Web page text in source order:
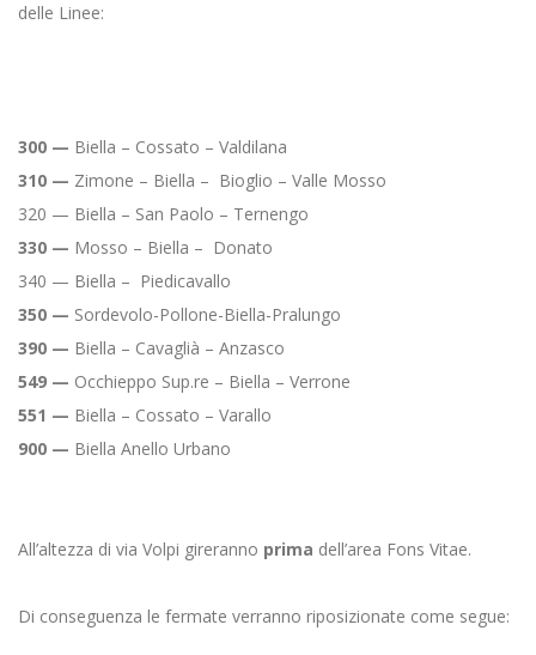
delle Linee:
300 — Biella – Cossato – Valdilana
310 — Zimone – Biella – Bioglio – Valle Mosso
320 — Biella – San Paolo – Ternengo
330 — Mosso – Biella – Donato
340 — Biella – Piedicavallo
350 — Sordevolo-Pollone-Biella-Pralungo
390 — Biella – Cavaglià – Anzasco
549 — Occhieppo Sup.re – Biella – Verrone
551 — Biella – Cossato – Varallo
900 — Biella Anello Urbano
All’altezza di via Volpi gireranno prima dell’area Fons Vitae.
Di conseguenza le fermate verranno riposizionate come segue: